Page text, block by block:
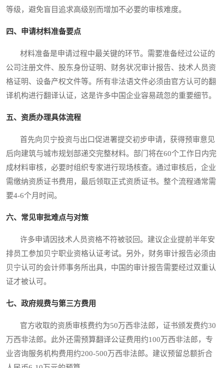
等级，避免盲目追求高级别而增加不必要的审核难度。
四、申请材料准备要点
材料准备是申请过程中最关键的环节。需要准备经过公证的
公司注册文件、股东身份证明、财务状况审计报告、技术人员资
格证明、设备产权文件等。所有非法语文件必须由官方认可的翻
译机构进行翻译认证，这是许多中国企业容易疏忽的重要细节。
五、资质办理具体流程
首先向贝宁投资与出口促进署提交初步申请，获得预审意见
后向建筑与城市规划部递交完整材料。部门将在60个工作日内完
成材料审核，必要时组织专家进行现场核查。通过审核后，企业
需缴纳资质证书费用，最后领取正式资质证书。整个流程通常需
要4-6个月时间。
六、常见审批难点与对策
许多申请因技术人员资格不符被驳回。建议企业提前半年安
排员工参加贝宁职业资格认证考试。另外，财务审计报告必须由
贝宁认可的会计师事务所出具，中国的审计报告需要经过双重认
证才被认可。
七、政府规费与第三方费用
官方收取的资质审核费约为50万西非法郎，证书颁发费约30
万西非法郎。此外还需预算翻译公证费用约100万西非法郎，专
业咨询服务机构费用约200-500万西非法郎。建议预留总额折合